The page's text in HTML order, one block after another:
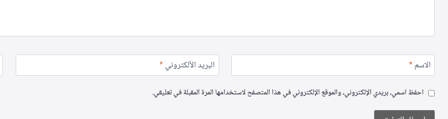
الاسم* البريد الألكتروني*
احفظ اسمي، بريدي الإلكتروني، والموقع الإلكتروني في هذا المتصفح لاستخدامها المرة المقبلة في تعليقي.